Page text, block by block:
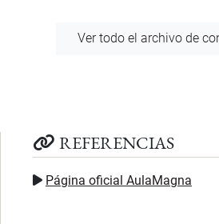
Ver todo el archivo de
REFERENCIAS
Página oficial AulaMagna